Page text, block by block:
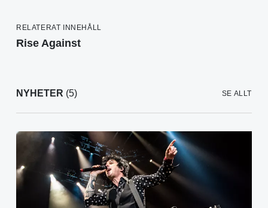
RELATERAT INNEHÅLL
Rise Against
NYHETER (5) SE ALLT